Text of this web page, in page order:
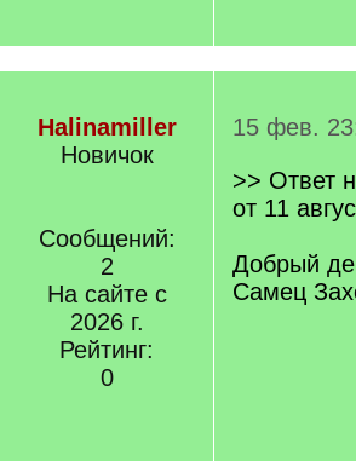
Halinamiller
Новичок
Сообщений:
2
На сайте с
2026 г.
Рейтинг:
0
15 фев.
>> Ответ
от 11
Добрый
Самец